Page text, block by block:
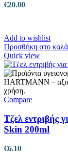
€20.00
Add to wishlist
Προσθήκη στο
Quick view
Compare
Τζελ εντριβής
Skin 200ml
€6.10